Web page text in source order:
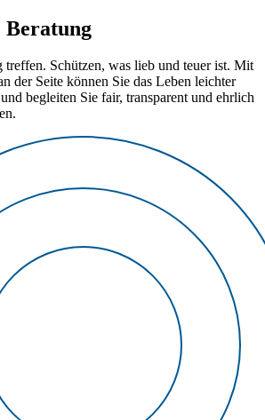
Beratung
treffen. Schützen, was lieb und teuer ist. Mit
der Seite können Sie das Leben leichter
begleiten Sie fair, transparent und ehrlich